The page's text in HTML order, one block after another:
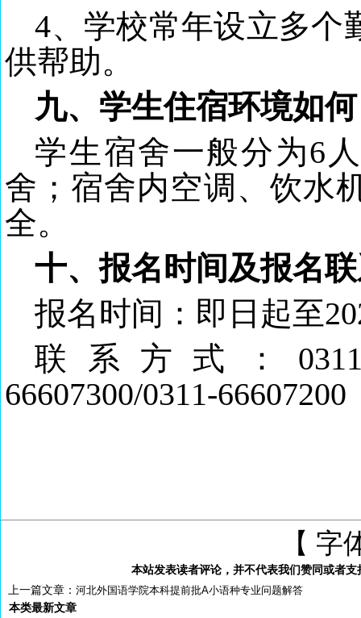
4、学校常年设立多个
供帮助。
九、学生住宿环境如
学生宿舍一般分为6
舍；宿舍内空调、饮水
全。
十、报名时间及报名
报名时间：即日起至
联系方式：
66607300/0311-66607200
【 字
本站发表读者评论，并不代表我们赞同或者
上一篇文章： 河北外国语学院本科提前批A小语种专业问题解答
本类最新文章